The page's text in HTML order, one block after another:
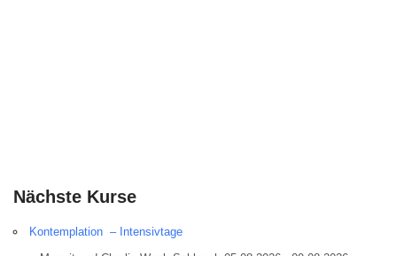
Nächste Kurse
Kontemplation – Intensivtage